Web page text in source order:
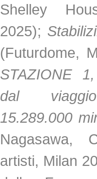
Shelley
2025);
(Futurdome,
STAZIONE
dal
15.289.000
Nagasawa,
artisti, Milan